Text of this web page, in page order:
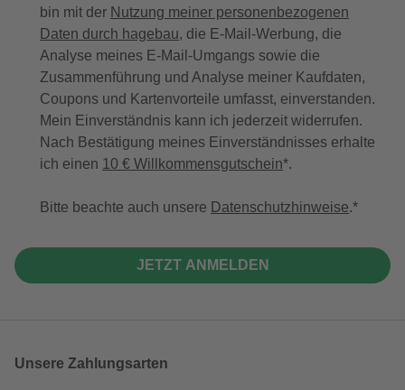
bin mit der Nutzung meiner personenbezogenen
Daten durch hagebau, die E-Mail-Werbung, die
Analyse meines E-Mail-Umgangs sowie die
Zusammenführung und Analyse meiner Kaufdaten,
Coupons und Kartenvorteile umfasst, einverstanden.
Mein Einverständnis kann ich jederzeit widerrufen.
Nach Bestätigung meines Einverständnisses erhalte
ich einen 10 € Willkommensgutschein*.
Bitte beachte auch unsere Datenschutzhinweise.
JETZT ANMELDEN
Unsere Zahlungsarten